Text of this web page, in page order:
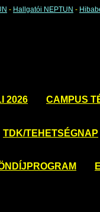
- Hallgatói NEPTUN -
2026 CAMPUS
TDK/TEHETSÉGNAP